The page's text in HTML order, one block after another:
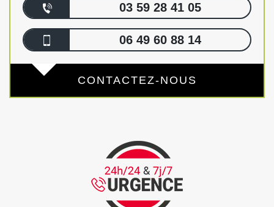
03 59 28 41 05
06 49 60 88 14
CONTACTEZ-NOUS